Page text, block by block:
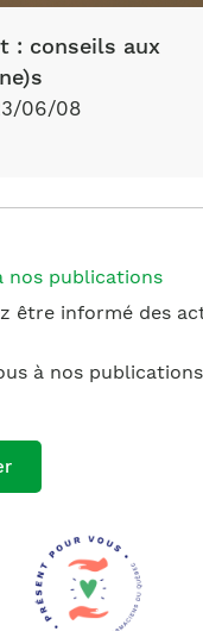
: conseils aux
06/08
nos publications
être informé des
à nos